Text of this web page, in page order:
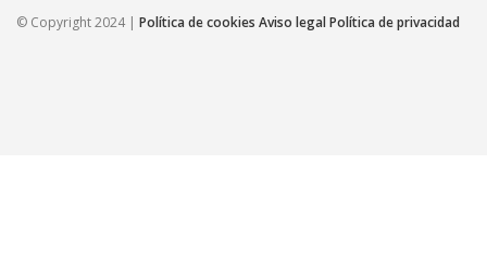
© Copyright 2024 | Política de cookies Aviso legalPolítica de privacidad